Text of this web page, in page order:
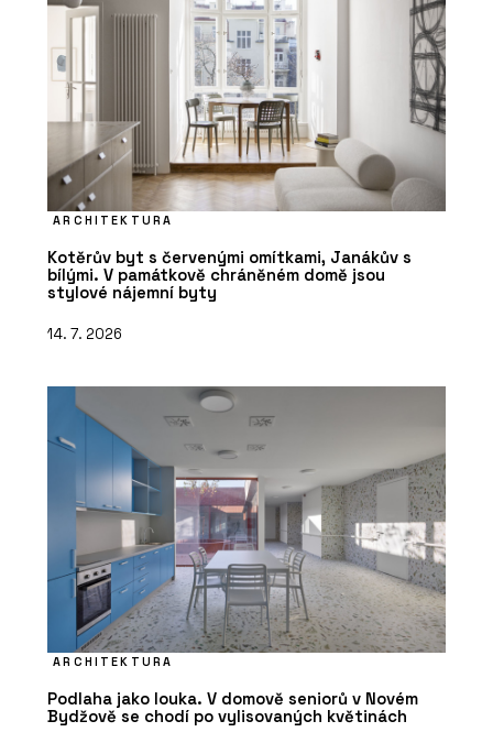
ARCHITEKTURA
Kotěrův byt s červenými omítkami, Janákův s
bílými. V památkově chráněném domě jsou
stylové nájemní byty
14. 7. 2026
ARCHITEKTURA
Podlaha jako louka. V domově seniorů v Novém
Bydžově se chodí po vylisovaných květinách